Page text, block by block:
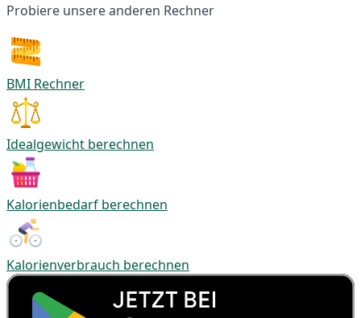
Probiere unsere anderen Rechner
BMI Rechner
Idealgewicht berechnen
Kalorienbedarf berechnen
Kalorienverbrauch berechnen